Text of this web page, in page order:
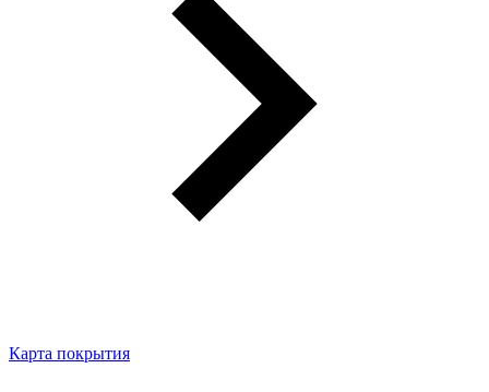
Карта покрытия